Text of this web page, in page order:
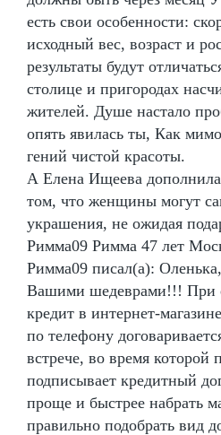
есть свои особенности:
исходный вес, возраст и
результаты будут
столице и пригородах
жителей. Душе настало
опять явилась ты, Как
гений чистой красоты.
А Елена Ищеева
том, что женщины могут
украшения, не ожидая
Римма09 Римма 47 лет
Римма09 писал(а):
Вашими шедеврами!!! При
кредит в интернет-
по телефону
встрече, во время которой
подписывает кредитный
проще и быстрее набрать
правильно подобрать вид